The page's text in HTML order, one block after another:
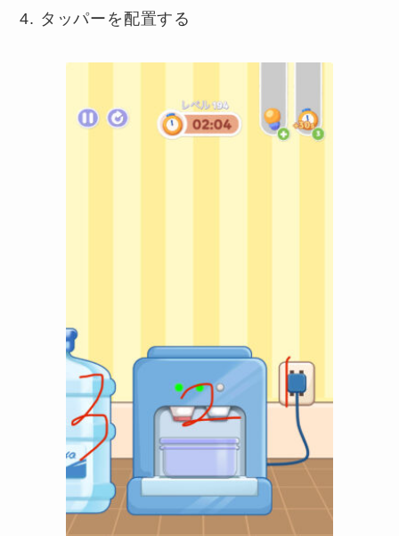
タッパーを配置する